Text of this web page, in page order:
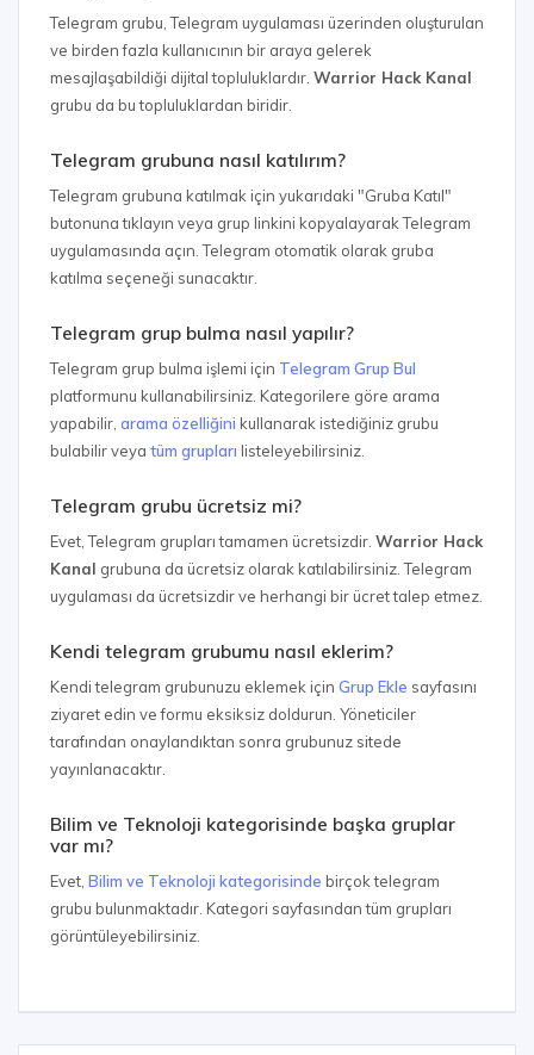
Telegram grubu, Telegram uygulaması üzerinden oluşturulan
ve birden fazla kullanıcının bir araya gelerek
mesajlaşabildiği dijital topluluklardır. Warrior Hack Kanal
grubu da bu topluluklardan biridir.
Telegram grubuna nasıl katılırım?
Telegram grubuna katılmak için yukarıdaki "Gruba Katıl"
butonuna tıklayın veya grup linkini kopyalayarak Telegram
uygulamasında açın. Telegram otomatik olarak gruba
katılma seçeneği sunacaktır.
Telegram grup bulma nasıl yapılır?
Telegram grup bulma işlemi için Telegram Grup Bul
platformunu kullanabilirsiniz. Kategorilere göre arama
yapabilir, arama özelliğini kullanarak istediğiniz grubu
bulabilir veya tüm grupları listeleyebilirsiniz.
Telegram grubu ücretsiz mi?
Evet, Telegram grupları tamamen ücretsizdir. Warrior Hack
Kanal grubuna da ücretsiz olarak katılabilirsiniz. Telegram
uygulaması da ücretsizdir ve herhangi bir ücret talep etmez.
Kendi telegram grubumu nasıl eklerim?
Kendi telegram grubunuzu eklemek için Grup Ekle sayfasını
ziyaret edin ve formu eksiksiz doldurun. Yöneticiler
tarafından onaylandıktan sonra grubunuz sitede
yayınlanacaktır.
Bilim ve Teknoloji kategorisinde başka gruplar
var mı?
Evet, Bilim ve Teknoloji kategorisinde birçok telegram
grubu bulunmaktadır. Kategori sayfasından tüm grupları
görüntüleyebilirsiniz.